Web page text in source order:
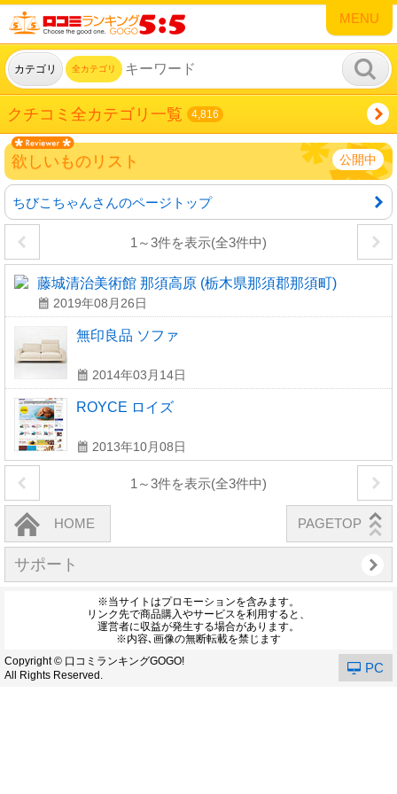
MENU
カテゴリ 全カテゴリ
クチコミ全カテゴリ一覧 4,816
欲しいものリスト 公開中
ちびこちゃんさんのページトップ
1～3件を表示(全3件中)
藤城清治美術館 那須高原 (栃木県那須郡那須町)
2019年08月26日
無印良品 ソファ
2014年03月14日
ROYCE ロイズ
2013年10月08日
1～3件を表示(全3件中)
HOME PAGETOP
サポート
※当サイトはプロモーションを含みます。
リンク先で商品購入やサービスを利用すると、
運営者に収益が発生する場合があります。
※内容､画像の無断転載を禁じます
Copyright © 口コミランキングGOGO!
All Rights Reserved.
PC